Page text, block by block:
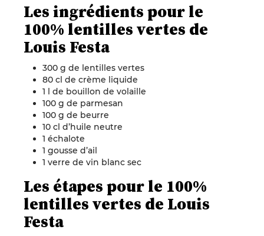
Les ingrédientspourle
100% lentilles vertes de
Louis Festa
300 g de lentilles vertes
80 cl de crème liquide
1 l de bouillon de volaille
100 g de parmesan
100 g de beurre
10 cl d’huile neutre
1 échalote
1 gousse d’ail
1 verre de vin blanc sec
Les étapes pour le 100%
lentilles vertes de Louis
Festa